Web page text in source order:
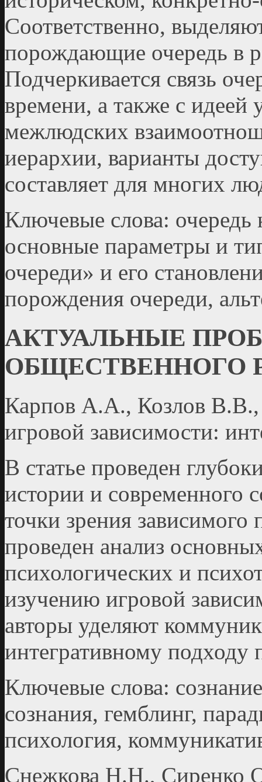
Соответственно,
порождающие очередь в
Подчеркивается связь
времени, а также с идеей
межлюдских
иерархии, варианты
составляет для многих
Ключевые слова:
основные параметры и
очереди» и его
порождения очереди,
АКТУАЛЬНЫЕ
ОБЩЕСТВЕННОГО
Карпов А.А., Козлов
игровой зависимости:
В статье проведен
истории и современного
точки зрения зависимого
проведен анализ
психологических и
изучению игровой
авторы уделяют
интегративному подходу
Ключевые слова:
сознания, гемблинг,
психология,
Снежкова Н.Н., Сиренко